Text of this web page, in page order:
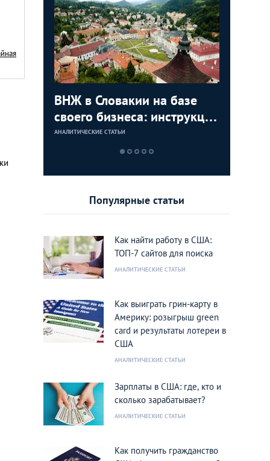
ВНЖ в Словакии на базе
своего бизнеса: инструкция
для граждан СНГ
АНАЛИТИЧЕСКИЕ СТАТЬИ
Популярные статьи
Как найти работу в США:
ТОП-7 сайтов для поиска
АНАЛИТИЧЕСКИЕ СТАТЬИ
Как выиграть грин-карту в
Америку: розыгрыш green
card и результаты лотереи в
США
АНАЛИТИЧЕСКИЕ СТАТЬИ
Зарплаты в США: где, кто и
сколько зарабатывает?
АНАЛИТИЧЕСКИЕ СТАТЬИ
Как получить гражданство